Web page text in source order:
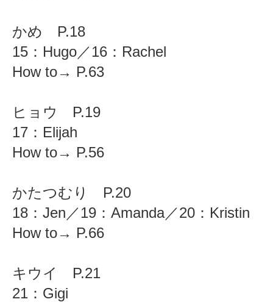
かめ P.18
15：Hugo／16：Rachel
How to→ P.63
ヒョウ P.19
17：Elijah
How to→ P.56
かたつむり P.20
18：Jen／19：Amanda／20：Kristin
How to→ P.66
キウイ P.21
21：Gigi